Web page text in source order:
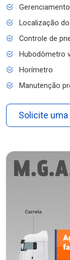
Localização
Controle de
Hubodômetro
Horímetro
Manutenção
Solicite